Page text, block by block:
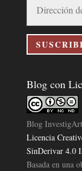
correo
electrónico
Blog con
Blog InvestigArt
Licencia
SinDerivar 4.0
Basada en una